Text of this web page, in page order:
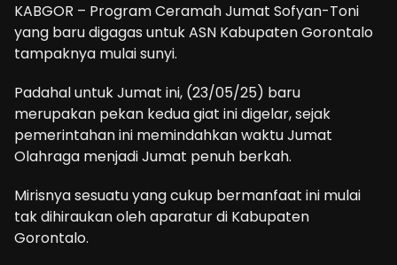
KABGOR – Program Ceramah Jumat Sofyan-Toni
yang baru digagas untuk ASN Kabupaten Gorontalo
tampaknya mulai sunyi.
Padahal untuk Jumat ini, (23/05/25) baru
merupakan pekan kedua giat ini digelar, sejak
pemerintahan ini memindahkan waktu Jumat
Olahraga menjadi Jumat penuh berkah.
Mirisnya sesuatu yang cukup bermanfaat ini mulai
tak dihiraukan oleh aparatur di Kabupaten
Gorontalo.